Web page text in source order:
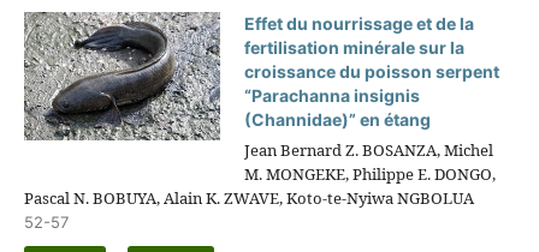
Effet du nourrissage et de la
fertilisation minérale sur la
croissance du poisson serpent
“Parachanna insignis
(Channidae)” en étang
Jean Bernard Z. BOSANZA, Michel
M. MONGEKE, Philippe E. DONGO,
Pascal N. BOBUYA, Alain K. ZWAVE, Koto-te-Nyiwa NGBOLUA
52-57